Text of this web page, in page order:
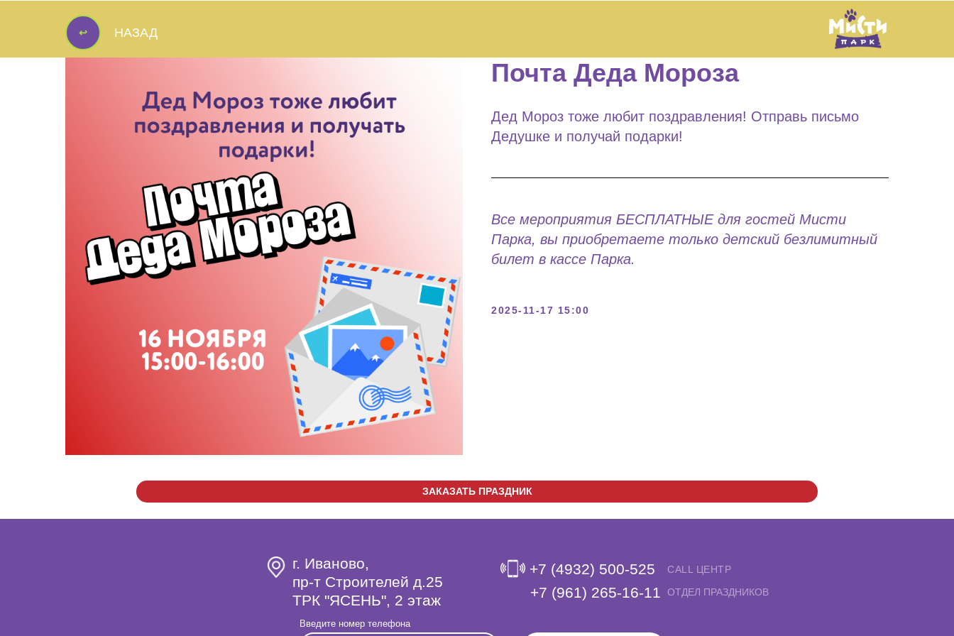
↩ НАЗАД
↩
Почта Деда Мороза
Дед Мороз тоже любит поздравления! Отправь письмо
Дедушке и получай подарки!
Все мероприятия БЕСПЛАТНЫЕ для гостей Мисти
Парка, вы приобретаете только детский безлимитный
билет в кассе Парка.
2025-11-17 15:00
ЗАКАЗАТЬ ПРАЗДНИК
Введите номер телефона
г. Иваново,
пр-т Строителей д.25
ТРК "ЯСЕНЬ", 2 этаж
+7 (4932) 500-525
‎+7 (961) 265-16-11
ОТДЕЛ ПРАЗДНИКОВ
CALL ЦЕНТР